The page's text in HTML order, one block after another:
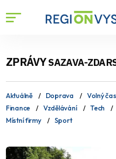
ZPRÁVYSAZAVA-
Aktuálně Doprava Volný čas
Finance
Vzdělávání Tech
Místní firmy
Sport